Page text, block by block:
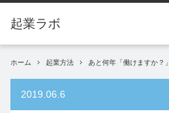
ホーム 起業方法 あと何年「働けますか？」
2019.06.6